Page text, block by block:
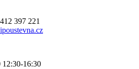
397 221
12:30-16:30